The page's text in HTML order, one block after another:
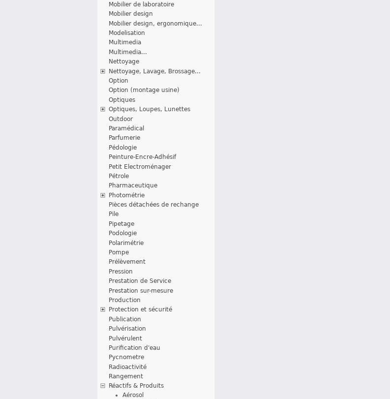
Mobilier de laboratoire
Mobilier design
Mobilier design, ergonomique...
Modelisation
Multimedia
Multimedia...
Nettoyage
Nettoyage, Lavage, Brossage...
Option
Option (montage usine)
Optiques
Optiques, Loupes, Lunettes
Outdoor
Paramédical
Parfumerie
Pédologie
Peinture-Encre-Adhésif
Petit Electroménager
Pétrole
Pharmaceutique
Photométrie
Pièces détachées de rechange
Pile
Pipetage
Podologie
Polarimétrie
Pompe
Prélèvement
Pression
Prestation de Service
Prestation sur-mesure
Production
Protection et sécurité
Publication
Pulvérisation
Pulvérulent
Purification d'eau
Pycnometre
Radioactivité
Rangement
Réactifs & Produits
Aérosol